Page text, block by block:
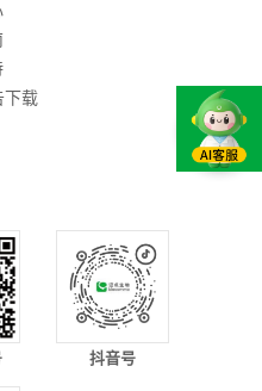
下载
抖音号